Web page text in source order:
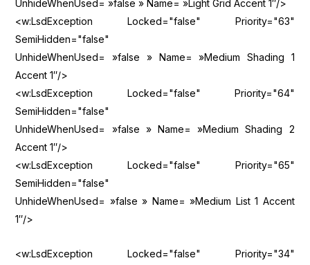
UnhideWhenUsed= »false » Name= »Light Grid Accent 1″/>
<w:LsdException Locked="false" Priority="63"
SemiHidden="false"
UnhideWhenUsed= »false » Name= »Medium Shading 1
Accent 1″/>
<w:LsdException Locked="false" Priority="64"
SemiHidden="false"
UnhideWhenUsed= »false » Name= »Medium Shading 2
Accent 1″/>
<w:LsdException Locked="false" Priority="65"
SemiHidden="false"
UnhideWhenUsed= »false » Name= »Medium List 1 Accent
1″/>
<w:LsdException Locked="false" Priority="34"